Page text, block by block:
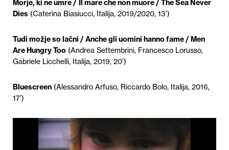
Morje, ki ne umre / Il mare che non muore / The Sea Never
Dies (Caterina Biasiucci, Italija, 2019/2020, 13′)
Tudi možje so lačni / Anchegli uomini hanno fame / Men
Are Hungry Too (Andrea Settembrini, Francesco Lorusso,
Gabriele Licchelli, Italija, 2019, 20’)
Bluescreen (Alessandro Arfuso, Riccardo Bolo, Italija, 2016,
17’)